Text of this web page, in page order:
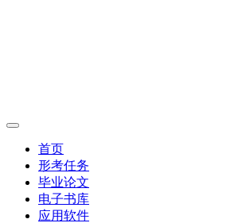
首页
形考任务
毕业论文
电子书库
应用软件